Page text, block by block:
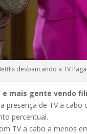
desbancando a TV Paga
mais gente vendo
de TV a cabo
percentual.
TV a cabo a menos